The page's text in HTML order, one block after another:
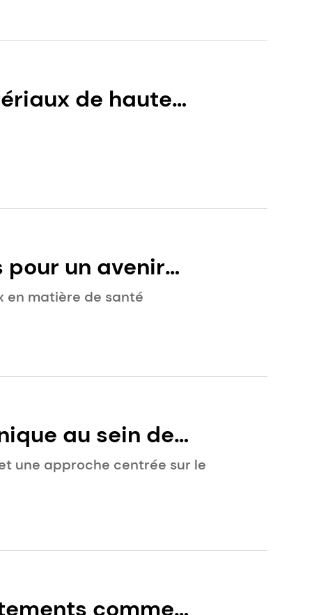
de haute
et
un avenir
en matière de santé
au sein de
une approche centrée sur le
comme